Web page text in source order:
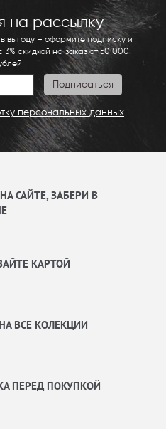
на рассылку
выгоду – оформите подписку и
3% скидкой на заказ от 50 000
персональных данных
САЙТЕ, ЗАБЕРИ В
КАРТОЙ
ВСЕ КОЛЕКЦИИ
ПЕРЕД ПОКУПКОЙ